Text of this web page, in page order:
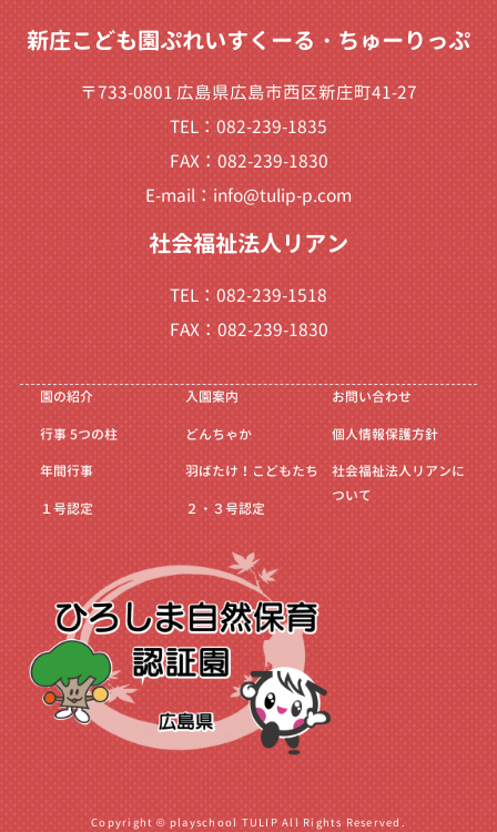
新庄こども園ぷれいすくーる・ちゅーりっぷ
〒733-0801 広島県広島市西区新庄町41-27
TEL：082-239-1835
FAX：082-239-1830
E-mail： info@tulip-p.com
社会福祉法人リアン
TEL：082-239-1518
FAX：082-239-1830
園の紹介
行事5つの柱
年間行事
１号認定
入園案内
どんちゃか
羽ばたけ！こどもたち
２・３号認定
お問い合わせ
個人情報保護方針
社会福祉法人リアンに
ついて
Copyright © playschool TULIP All Rights Reserved.